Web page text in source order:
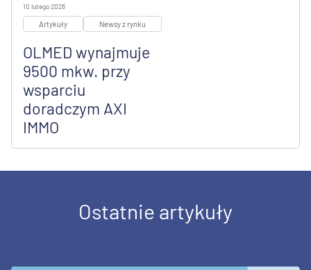
10 lutego 2026
Artykuły Newsy z rynku
OLMED wynajmuje
9500 mkw. przy
wsparciu
doradczym AXI
IMMO
Ostatnie artykuły